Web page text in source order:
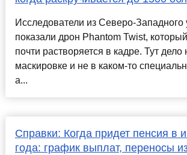
Исследователи из Северо-Западного
показали дрон Phantom Twist,
почти растворяется в кадре. Тут дело
маскировке и не в каком-то
а...
Справки: Когда придет пенсия в
года: график выплат, переносы